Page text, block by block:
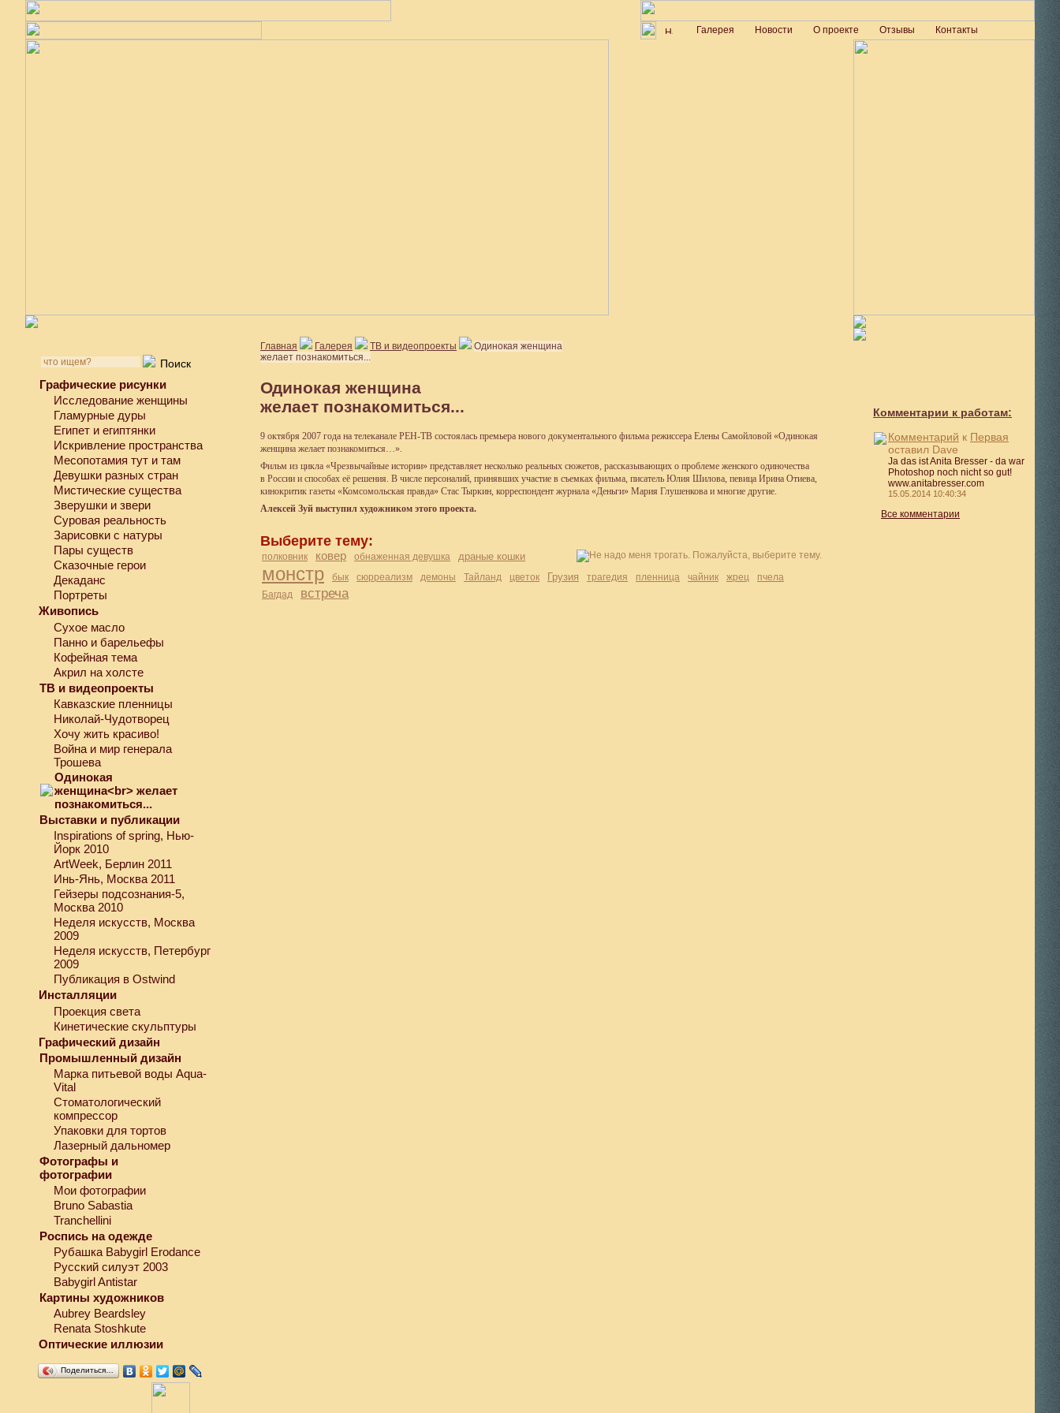
Галерея Новости О проекте Отзывы Контакты
Графические рисунки
Исследование женщины
Гламурные дуры
Египет и египтянки
Искривление пространства
Месопотамия тут и там
Девушки разных стран
Мистические существа
Зверушки и звери
Суровая реальность
Зарисовки с натуры
Пары существ
Сказочные герои
Декаданс
Портреты
Живопись
Сухое масло
Панно и барельефы
Кофейная тема
Акрил на холсте
ТВ и видеопроекты
Кавказские пленницы
Николай-Чудотворец
Хочу жить красиво!
Война и мир генерала
Трошева
Одинокая
женщина<br> желает
познакомиться...
Выставки и публикации
Inspirations of spring, Нью-
Йорк 2010
ArtWeek, Берлин 2011
Инь-Янь, Москва 2011
Гейзеры подсознания-5,
Москва 2010
Неделя искусств, Москва
2009
Неделя искусств, Петербург
2009
Публикация в Ostwind
Инсталляции
Проекция света
Кинетические скульптуры
Графический дизайн
Промышленный дизайн
Марка питьевой воды Aqua-
Vital
Стоматологический
компрессор
Упаковки для тортов
Лазерный дальномер
Фотографы и
фотографии
Мои фотографии
Bruno Sabastia
Tranchellini
Роспись на одежде
Рубашка Babygirl Erodance
Русский силуэт 2003
Babygirl Antistar
Картины художников
Aubrey Beardsley
Renata Stoshkute
Оптические иллюзии
Поделиться…
Главная Галерея ТВ и видеопроекты
Одинокая женщина
желает познакомиться...
Одинокая женщина
желает познакомиться...
9 октября 2007 года на телеканале РЕН-ТВ состоялась премьера нового документального фильма режиссера Елены Самойловой «Одинокая
женщина желает познакомиться…».
Фильм из цикла «Чрезвычайные истории» представляет несколько реальных сюжетов, рассказывающих о проблеме женского одиночества
в России и способах её решения. В числе персоналий, принявших участие в съемках фильма, писатель Юлия Шилова, певица Ирина Отиева,
кинокритик газеты «Комсомольская правда» Стас Тыркин, корреспондент журнала «Деньги» Мария Глушенкова и многие другие.
Алексей Зуй выступил художником этого проекта.
Выберите тему:
полковник ковер обнаженная девушка драные кошки
монстр бык сюрреализм демоны Тайланд цветок Грузия трагедия пленница чайник жрец
пчела
Багдад
встреча
Комментарии к работам:
Комментарий к Первая
оставил Dave
Ja das ist Anita Bresser - da war
Photoshop noch nicht so gut!
www.anitabresser.com
15.05.2014 10:40:34
Все комментарии